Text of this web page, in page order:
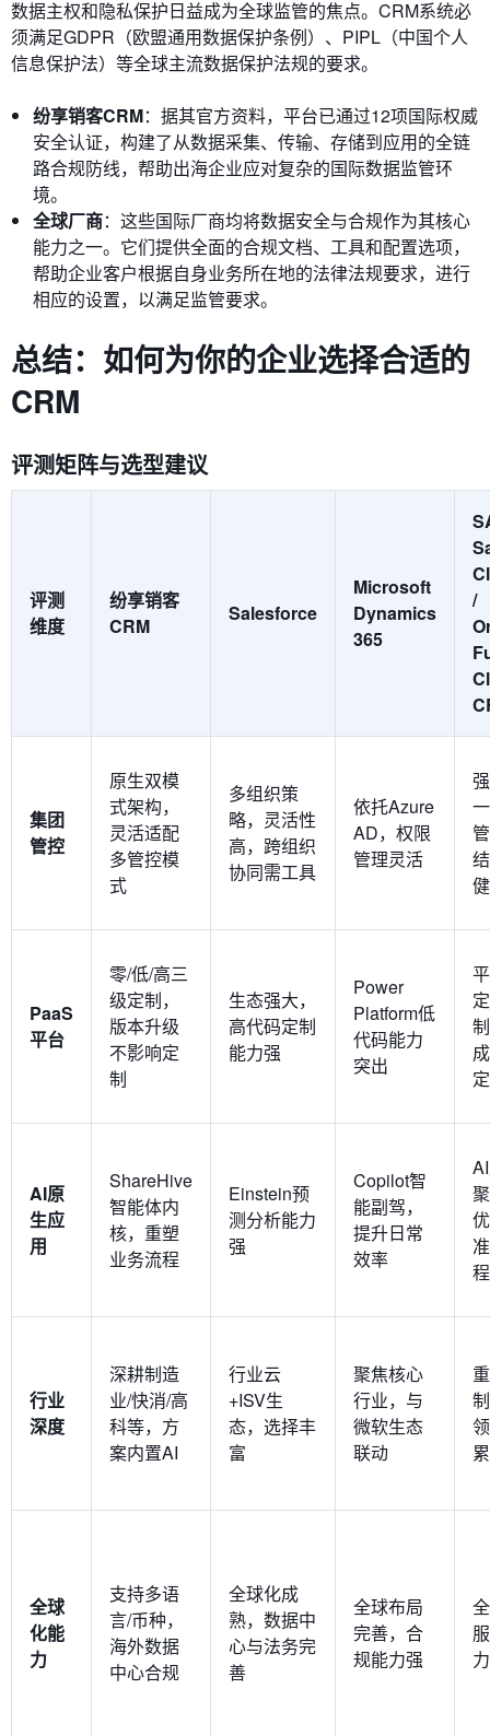
数据主权和隐私保护日益成为全球监管的焦点。CRM系统必
须满足GDPR（欧盟通用数据保护条例）、PIPL（中国个人
信息保护法）等全球主流数据保护法规的要求。
纷享销客CRM：据其官方资料，平台已通过12项国际权威
安全认证，构建了从数据采集、传输、存储到应用的全链
路合规防线，帮助出海企业应对复杂的国际数据监管环
境。
全球厂商：这些国际厂商均将数据安全与合规作为其核心
能力之一。它们提供全面的合规文档、工具和配置选项，
帮助企业客户根据自身业务所在地的法律法规要求，进行
相应的设置，以满足监管要求。
总结：如何为你的企业选择合适的
CRM
评测矩阵与选型建议
评测
维度
纷享销客
CRM
Salesforce
Microsoft
Dynamics
365
/
集团
管控
原生双模
式架构，
灵活适配
多管控模
式
多组织策
略，灵活性
高，跨组织
协同需工具
依托Azure
AD，权限
管理灵活
健
PaaS
平台
零/低/高三
级定制，
版本升级
不影响定
制
生态强大，
高代码定制
能力强
Power
Platform低
代码能力
突出
AI原
生应
用
ShareHive
智能体内
核，重塑
业务流程
Einstein预
测分析能力
强
Copilot智
能副驾，
提升日常
效率
程
行业
深度
深耕制造
业/快消/高
科等，方
案内置AI
行业云
+ISV生
态，选择丰
富
聚焦核心
行业，与
微软生态
联动
全球
化能
力
支持多语
言/币种，
海外数据
中心合规
全球化成
熟，数据中
心与法务完
善
全球布局
完善，合
规能力强